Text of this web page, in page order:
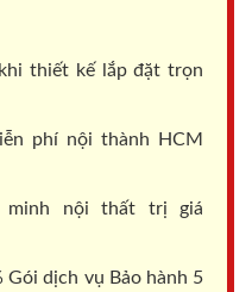
thiết kế lắp đặt trọn
phí nội thành HCM
minh nội thất trị giá
Gói dịch vụ Bảo hành 5